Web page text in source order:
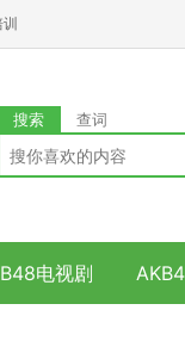
搜索 查词
电视剧